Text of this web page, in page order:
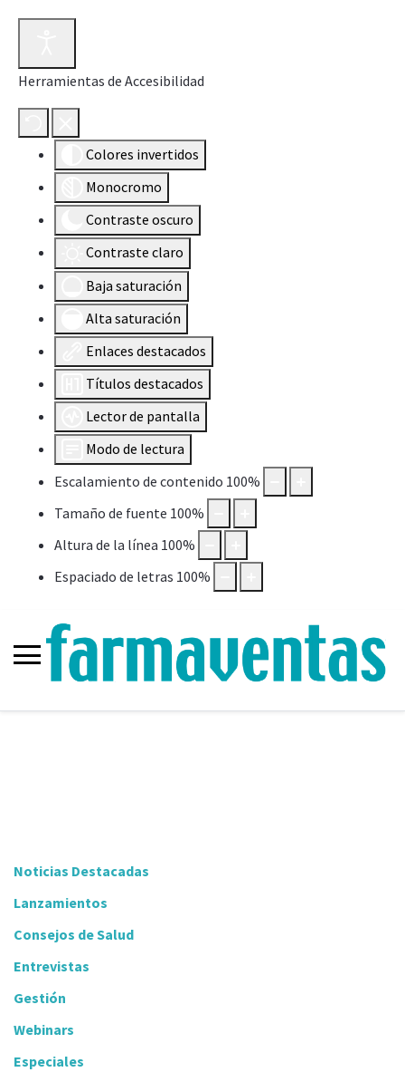
Herramientas de Accesibilidad
Colores invertidos
Monocromo
Contraste oscuro
Contraste claro
Baja saturación
Alta saturación
Enlaces destacados
Títulos destacados
Lector de pantalla
Modo de lectura
Escalamiento de contenido 100%
Tamaño de fuente 100%
Altura de la línea 100%
Espaciado de letras 100%
Noticias Destacadas
Lanzamientos
Consejos de Salud
Entrevistas
Gestión
Webinars
Especiales